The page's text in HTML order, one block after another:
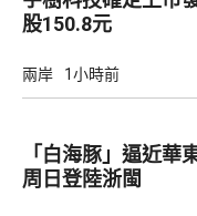
股150.8元
兩岸 1小時前
「白海豚」逼近
周日登陸浙閩